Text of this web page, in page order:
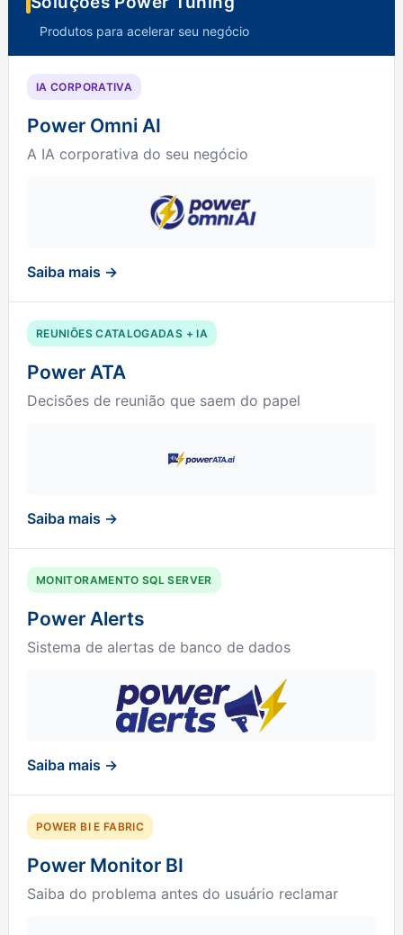
Produtos para acelerar seu negócio
IA CORPORATIVA
Power Omni AI
A IA corporativa do seu negócio
Saiba mais →
REUNIÕES CATALOGADAS + IA
Power ATA
Decisões de reunião que saem do papel
Saiba mais →
MONITORAMENTO SQL SERVER
Power Alerts
Sistema de alertas de banco de dados
Saiba mais →
POWER BI E FABRIC
Power Monitor BI
Saiba do problema antes do usuário reclamar